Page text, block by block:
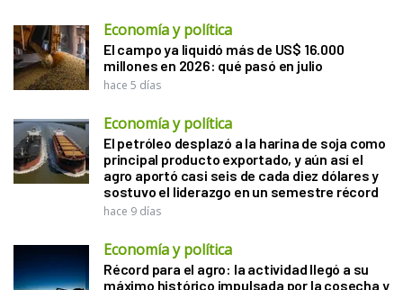
Economía y política
El campo ya liquidó más de US$ 16.000
millones en 2026: qué pasó en julio
hace 5 días
Economía y política
El petróleo desplazó a la harina de soja como
principal producto exportado, y aún así el
agro aportó casi seis de cada diez dólares y
sostuvo el liderazgo en un semestre récord
hace 9 días
Economía y política
Récord para el agro: la actividad llegó a su
máximo histórico impulsada por la cosecha y